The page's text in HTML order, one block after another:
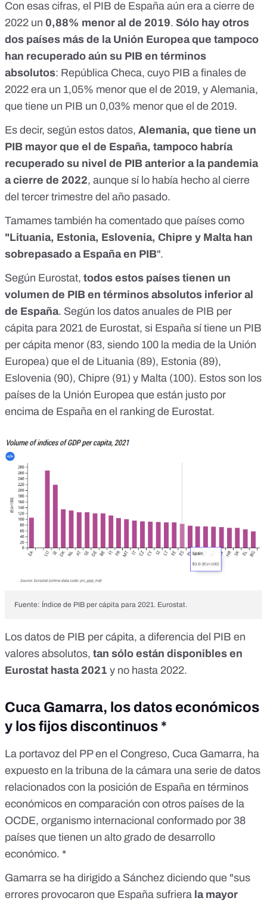
Con esas cifras, el PIB de España aún era a cierre de
2022 un 0,88% menor al de 2019. Sólo hay otros
dos países más de la Unión Europea que tampoco
han recuperado aún su PIB en términos
absolutos: República Checa, cuyo PIB a finales de
2022 era un 1,05% menor que el de 2019, y Alemania,
que tiene un PIB un 0,03% menor que el de 2019.
Es decir, según estos datos, Alemania, que tiene un
PIB mayor que el de España, tampoco habría
recuperado su nivel de PIB anterior a la pandemia
a cierre de 2022, aunque sí lo había hecho al cierre
del tercer trimestre del año pasado.
Tamames también ha comentado que países como
"Lituania, Estonia, Eslovenia, Chipre y Malta han
sobrepasado a España en PIB".
Según Eurostat, todos estos países tienen un
volumen de PIB en términos absolutos inferior al
de España. Según los datos anuales de PIB per
cápita para 2021 de Eurostat, si España sí tiene un PIB
per cápita menor (83, siendo 100 la media de la Unión
Europea) que el de Lituania (89), Estonia (89),
Eslovenia (90), Chipre (91) y Malta (100). Estos son los
países de la Unión Europea que están justo por
encima de España en el ranking de Eurostat.
Fuente: Índice de PIB per cápita para 2021. Eurostat.
Los datos de PIB per cápita, a diferencia del PIB en
valores absolutos, tan sólo están disponibles en
Eurostat hasta 2021 y no hasta 2022.
Cuca Gamarra, los datos económicos
y los fijos discontinuos *
La portavoz del PP en el Congreso, Cuca Gamarra, ha
expuesto en la tribuna de la cámara una serie de datos
relacionados con la posición de España en términos
económicos en comparación con otros países de la
OCDE, organismo internacional conformado por 38
países que tienen un alto grado de desarrollo
económico. *
Gamarra se ha dirigido a Sánchez diciendo que "sus
errores provocaron que España sufriera la mayor